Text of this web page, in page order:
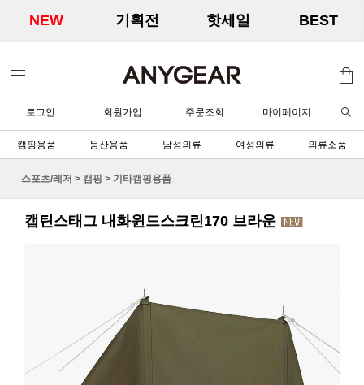
NEW 기획전 핫세일 BEST
로그인 회원가입 주문조회 마이페이지
캠핑용품 등산용품 남성의류 여성의류 의류소품
스포츠/레저 > 캠핑 > 기타캠핑용품
캡틴스태그 내화윈드스크린170 브라운